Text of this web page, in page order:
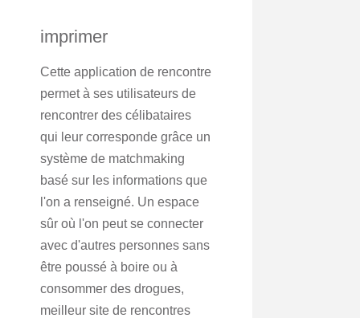
imprimer
Cette application de rencontre
permet à ses utilisateurs de
rencontrer des célibataires
qui leur corresponde grâce un
système de matchmaking
basé sur les informations que
l'on a renseigné. Un espace
sûr où l'on peut se connecter
avec d'autres personnes sans
être poussé à boire ou à
consommer des drogues,
meilleur site de rencontres